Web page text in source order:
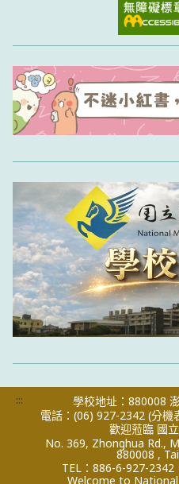
:::
學校地址：880008
電話：(06) 927-2342 (分機
歡迎蒞臨 國
No. 369, Zhonghua Rd.,
880008 ,
TEL：886-6-927-2342
Welcome to